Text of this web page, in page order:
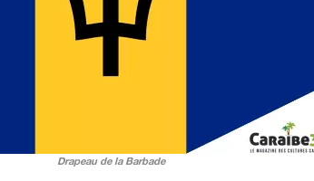
Drapeau de la Barbade